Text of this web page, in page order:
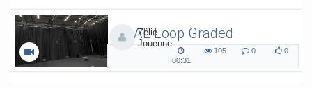
SAAL Loop Graded
SAAL Musikinformatik
Zélie
Jouenne
00:31
00:31
105
views
0
Kommentare
0
likes